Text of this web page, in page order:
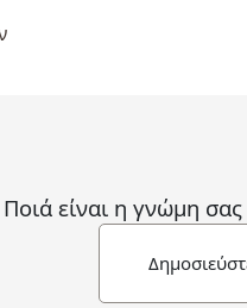
Ποιά είναι η γνώμη